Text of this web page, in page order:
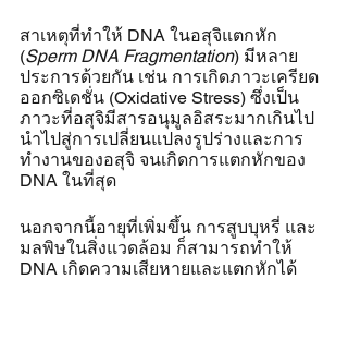
สาเหตุที่ทำให้ DNA ในอสุจิแตกหัก
(Sperm DNA Fragmentation) มีหลาย
ประการด้วยกัน เช่น การเกิดภาวะเครียด
ออกซิเดชั่น (Oxidative Stress) ซึ่งเป็น
ภาวะที่อสุจิมีสารอนุมูลอิสระมากเกินไป
นำไปสู่การเปลี่ยนแปลงรูปร่างและการ
ทำงานของอสุจิ จนเกิดการแตกหักของ
DNA ในที่สุด
นอกจากนี้อายุที่เพิ่มขึ้น การสูบบุหรี่ และ
มลพิษในสิ่งแวดล้อม ก็สามารถทำให้
DNA เกิดความเสียหายและแตกหักได้